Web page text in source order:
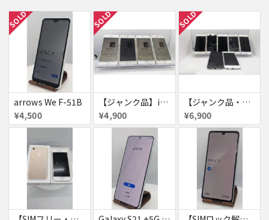
SOLD
arrows We F-51B
¥4,500
SOLD
【ジャンク品】iPhone6s ４台セット
¥4,900
SOLD
【ジャンク品・初期化済・SIMロック解除済】iPhone6 7台セット
¥6,900